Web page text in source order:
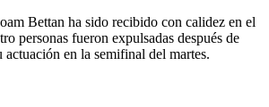
Bettan ha sido recibido con calidez en el
personas fueron expulsadas después de
en la semifinal del martes.